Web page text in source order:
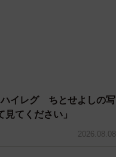
意識していることがわ
イレグ ちとせよしの写
見てください」
2026.08.08